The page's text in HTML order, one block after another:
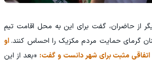
از حاضران، گفت برای این به محل اقامت تیم
گرمای حمایت مردم مکزیک را احساس کنند.او
اتفاقی مثبت برای شهر دانست و گفت: «بعد از این